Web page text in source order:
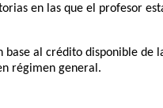
en las que el profesor
base al crédito disponible de
régimen general.